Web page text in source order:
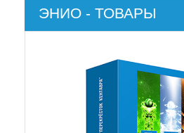
ЭНИО - ТОВАРЫ